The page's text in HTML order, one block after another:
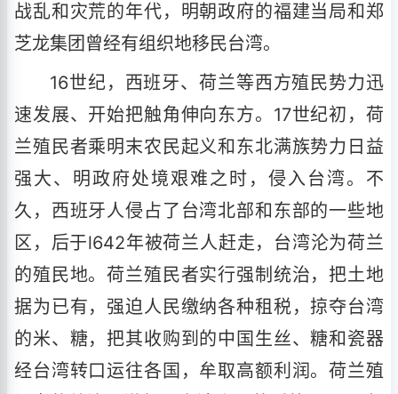
战乱和灾荒的年代，明朝政府的福建当局和郑
芝龙集团曾经有组织地移民台湾。
16世纪，西班牙、荷兰等西方殖民势力迅
速发展、开始把触角伸向东方。17世纪初，荷
兰殖民者乘明末农民起义和东北满族势力日益
强大、明政府处境艰难之时，侵入台湾。不
久，西班牙人侵占了台湾北部和东部的一些地
区，后于l642年被荷兰人赶走，台湾沦为荷兰
的殖民地。荷兰殖民者实行强制统治，把土地
据为已有，强迫人民缴纳各种租税，掠夺台湾
的米、糖，把其收购到的中国生丝、糖和瓷器
经台湾转口运往各国，牟取高额利润。荷兰殖